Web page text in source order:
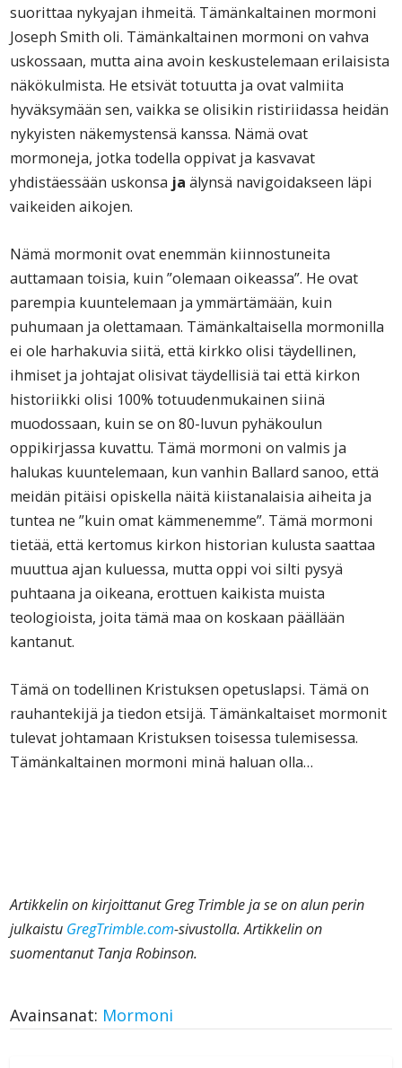
suorittaa nykyajan ihmeitä. Tämänkaltainen mormoni
Joseph Smith oli. Tämänkaltainen mormoni on vahva
uskossaan, mutta aina avoin keskustelemaan erilaisista
näkökulmista. He etsivät totuutta ja ovat valmiita
hyväksymään sen, vaikka se olisikin ristiriidassa heidän
nykyisten näkemystensä kanssa. Nämä ovat
mormoneja, jotka todella oppivat ja kasvavat
yhdistäessään uskonsa ja älynsä navigoidakseen läpi
vaikeiden aikojen.
Nämä mormonit ovat enemmän kiinnostuneita
auttamaan toisia, kuin ”olemaan oikeassa”. He ovat
parempia kuuntelemaan ja ymmärtämään, kuin
puhumaan ja olettamaan. Tämänkaltaisella mormonilla
ei ole harhakuvia siitä, että kirkko olisi täydellinen,
ihmiset ja johtajat olisivat täydellisiä tai että kirkon
historiikki olisi 100% totuudenmukainen siinä
muodossaan, kuin se on 80-luvun pyhäkoulun
oppikirjassa kuvattu. Tämä mormoni on valmis ja
halukas kuuntelemaan, kun vanhin Ballard sanoo, että
meidän pitäisi opiskella näitä kiistanalaisia aiheita ja
tuntea ne ”kuin omat kämmenemme”. Tämä mormoni
tietää, että kertomus kirkon historian kulusta saattaa
muuttua ajan kuluessa, mutta oppi voi silti pysyä
puhtaana ja oikeana, erottuen kaikista muista
teologioista, joita tämä maa on koskaan päällään
kantanut.
Tämä on todellinen Kristuksen opetuslapsi. Tämä on
rauhantekijä ja tiedon etsijä. Tämänkaltaiset mormonit
tulevat johtamaan Kristuksen toisessa tulemisessa.
Tämänkaltainen mormoni minä haluan olla…
Artikkelin on kirjoittanut Greg Trimble ja se on alun perin
julkaistu GregTrimble.com-sivustolla. Artikkelin on
suomentanut Tanja Robinson.
Avainsanat: Mormoni